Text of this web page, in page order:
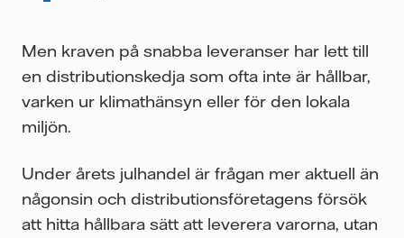
Men kraven på snabba leveranser har lett till
en distributionskedja som ofta inte är hållbar,
varken ur klimathänsyn eller för den lokala
miljön.
Under årets julhandel är frågan mer aktuell än
någonsin och distributionsföretagens försök
att hitta hållbara sätt att leverera varorna, utan